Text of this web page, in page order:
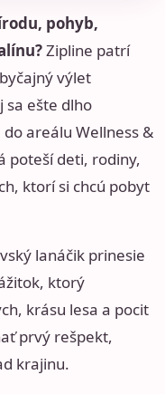
pohyb,
Zipline patrí
výlet
sa ešte dlho
areálu Wellness &
poteší deti, rodiny,
ktorí si chcú pobyt
lanáčik prinesie
ktorý
krásu lesa a pocit
prvý rešpekt,
krajinu.